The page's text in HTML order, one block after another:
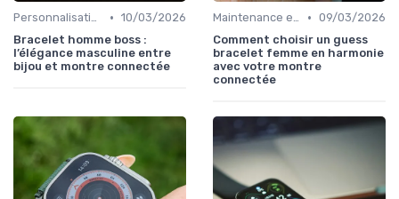
Personnalisation avec des Bracelets • 10/03/2026
Bracelet homme boss :
l’élégance masculine entre
bijou et montre connectée
Maintenance et Mises à Jour • 09/03/2026
Comment choisir un guess
bracelet femme en harmonie
avec votre montre
connectée